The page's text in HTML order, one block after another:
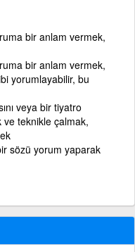
bir anlam vermek,
bir anlam vermek,
yorumlayabilir, bu
veya bir tiyatro
ve teknikle çalmak,
sözü yorum yaparak